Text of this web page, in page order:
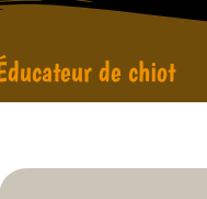
de chiot